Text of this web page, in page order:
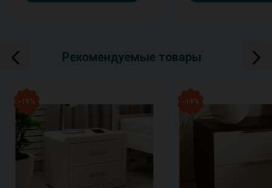
Рекомендуемые товары
- 19 % - 19 %